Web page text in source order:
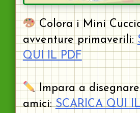
Colora i Mini
avventure primaverili:
QUI IL PDF
Impara a
amici:SCARICA QUI